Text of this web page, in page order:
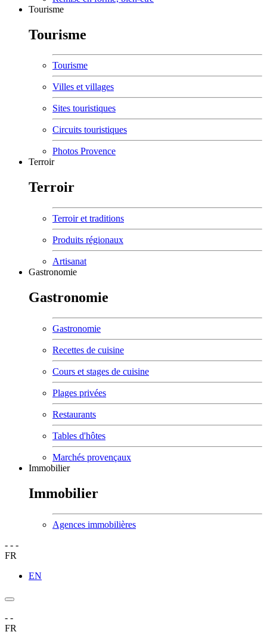
Tourisme
Tourisme
Tourisme
Villes et villages
Sites touristiques
Circuits touristiques
Photos Provence
Terroir
Terroir
Terroir et traditions
Produits régionaux
Artisanat
Gastronomie
Gastronomie
Gastronomie
Recettes de cuisine
Cours et stages de cuisine
Plages privées
Restaurants
Tables d'hôtes
Marchés provençaux
Immobilier
Immobilier
Agences immobilières
- - -
FR
EN
- -
FR